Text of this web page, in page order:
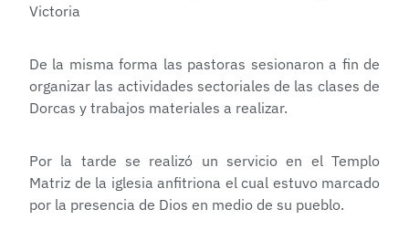
De la misma forma las pastoras sesionaron a fin de
organizar las actividades sectoriales de las clases de
Dorcas y trabajos materiales a realizar.
Por la tarde se realizó un servicio en el Templo
Matriz de la iglesia anfitriona el cual estuvo marcado
por la presencia de Dios en medio de su pueblo.